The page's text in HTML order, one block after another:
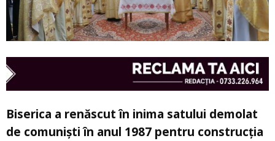
Biserica a renăscut în inima satului demolat
de comuniști în anul 1987 pentru construcția